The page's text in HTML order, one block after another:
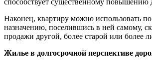
способствует существенному повышению
Наконец, квартиру можно использовать
назначению, поселившись в ней самому,
продажи другой, более старой или более
Жилье в долгосрочной перспективе